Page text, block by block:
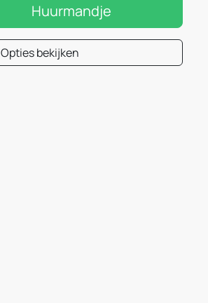
Huurmandje
Opties bekijken